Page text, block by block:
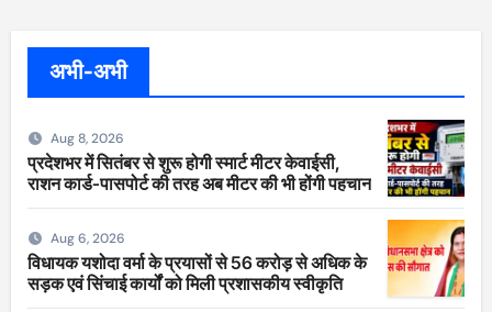
अभी-अभी
Aug 8, 2026
प्रदेशभर में सितंबर से शुरू होगी स्मार्ट मीटर केवाईसी,
राशन कार्ड-पासपोर्ट की तरह अब मीटर की भी होंगी पहचान
Aug 6, 2026
विधायक यशोदा वर्मा के प्रयासों से 56 करोड़ से अधिक के
सड़क एवं सिंचाई कार्यों को मिली प्रशासकीय स्वीकृति